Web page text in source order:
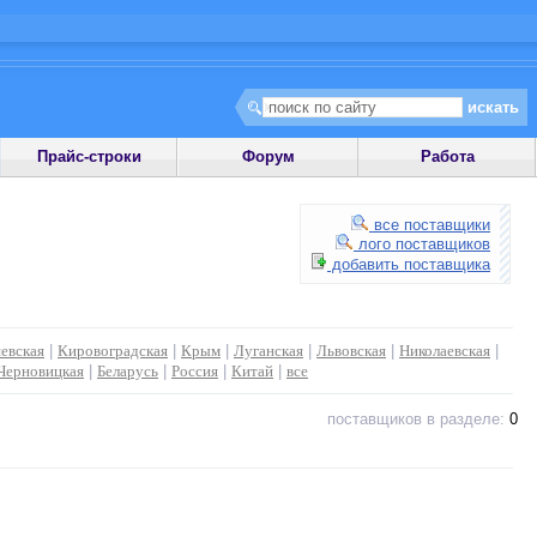
Прайс-строки Форум Работа
все поставщики
лого поставщиков
добавить поставщика
Кировоградская Крым Луганская Львовская Николаевская
Беларусь Россия Китай все
поставщиков в разделе: 0